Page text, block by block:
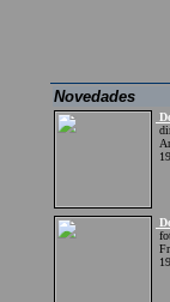
Novedades